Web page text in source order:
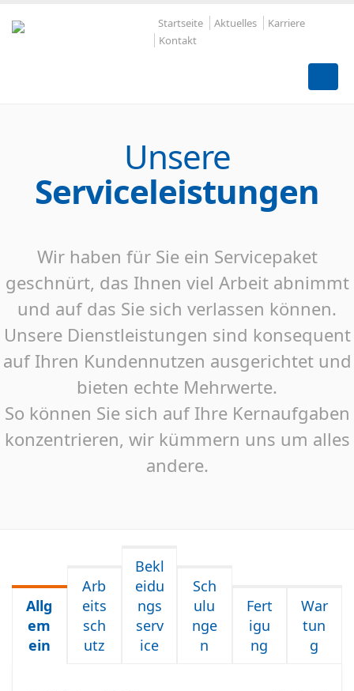
Startseite Aktuelles
Karriere
Kontakt
Unsere
Serviceleistungen
Wir haben für Sie ein Servicepaket
geschnürt, das Ihnen viel Arbeit abnimmt
und auf das Sie sich verlassen können.
Unsere Dienstleistungen sind konsequent
auf Ihren Kundennutzen ausgerichtet und
bieten echte Mehrwerte.
So können Sie sich auf Ihre Kernaufgaben
konzentrieren, wir kümmern uns um alles
andere.
Allg
em
ein
Arb
eits
sch
utz
Bekl
eidu
ngs
serv
ice
Sch
ulu
nge
n
Fert
igu
ng
War
tun
g